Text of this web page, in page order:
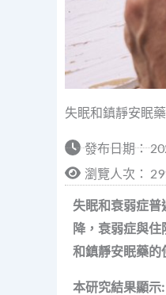
失眠和鎮靜安眠
發布日期：
瀏覽人次：
失眠和衰弱症普
降，衰弱症與住
和鎮靜安眠藥的
本研究結果顯示: